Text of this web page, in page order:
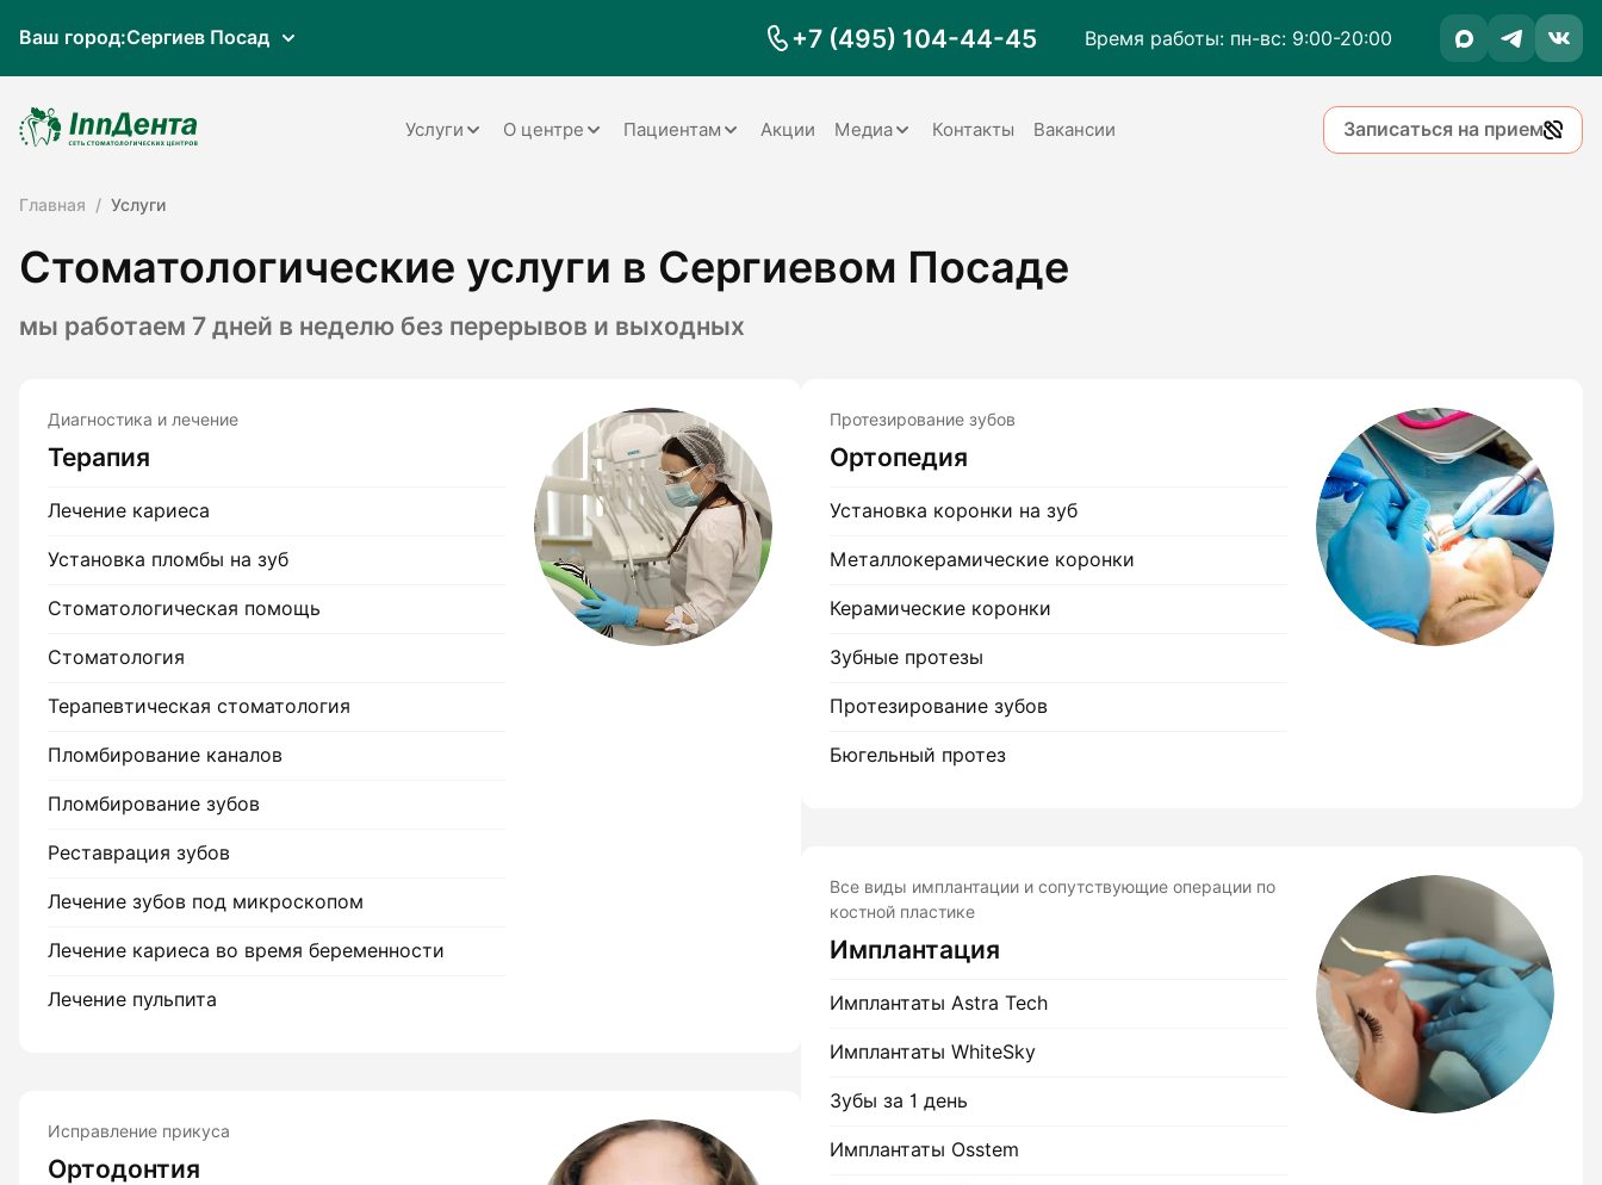
Ваш город:Сергиев Посад +7 (495) 104-44-45 Время работы: пн-вс: 9:00-20:00
Услуги
Ортопедия
Детская стоматология
Гигиена полости рта
О центре
Наши специалисты
Пациентам
Запрос справки на налоговый
вычет
Правила для пациентов
Акции Медиа
Видео
Контакты Вакансии Записаться на прием
Главная Услуги
Стоматологические услуги в Сергиевом Посаде
мы работаем 7 дней в неделю без перерывов и выходных
Диагностика и лечение
Терапия
Лечение кариеса
Установка пломбы на зуб
Стоматологическая помощь
Стоматология
Терапевтическая стоматология
Пломбирование каналов
Пломбирование зубов
Реставрация зубов
Лечение зубов под микроскопом
Лечение кариеса во время беременности
Лечение пульпита
Исправление прикуса
Ортодонтия
Протезирование зубов
Ортопедия
Установка коронки на зуб
Металлокерамические коронки
Керамические коронки
Зубные протезы
Протезирование зубов
Бюгельный протез
Все виды имплантации и сопутствующие операции по
костной пластике
Имплантация
Имплантаты Astra Tech
Имплантаты WhiteSky
Зубы за 1 день
Имплантаты Osstem